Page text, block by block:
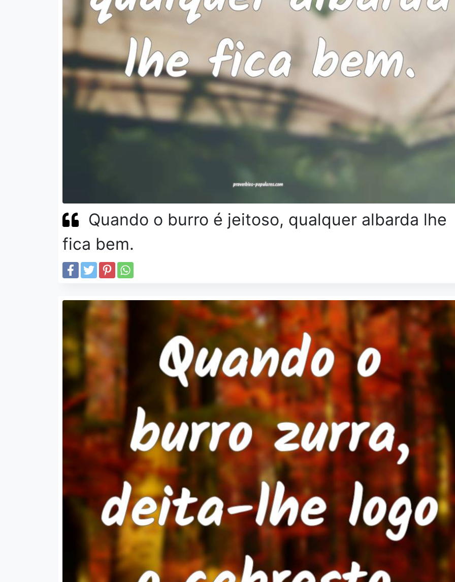
Quando o burro é jeitoso, qualquer albarda lhe
fica bem.